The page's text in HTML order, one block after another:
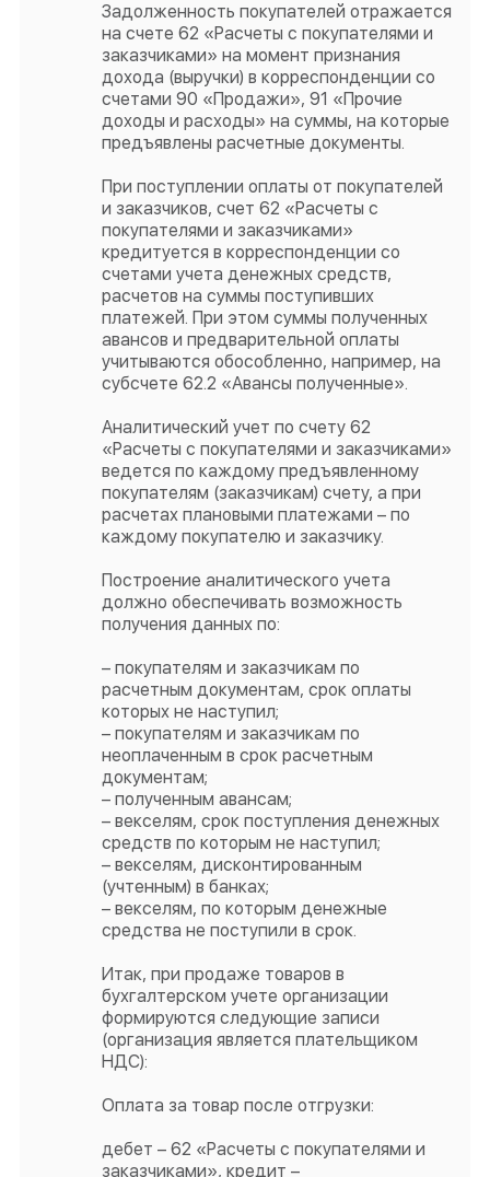
Задолженность покупателей отражается
на счете 62 «Расчеты с покупателями и
заказчиками» на момент признания
дохода (выручки) в корреспонденции со
счетами 90 «Продажи», 91 «Прочие
доходы и расходы» на суммы, на которые
предъявлены расчетные документы.
При поступлении оплаты от покупателей
и заказчиков, счет 62 «Расчеты с
покупателями и заказчиками»
кредитуется в корреспонденции со
счетами учета денежных средств,
расчетов на суммы поступивших
платежей. При этом суммы полученных
авансов и предварительной оплаты
учитываются обособленно, например, на
субсчете 62.2 «Авансы полученные».
Аналитический учет по счету 62
«Расчеты с покупателями и заказчиками»
ведется по каждому предъявленному
покупателям (заказчикам) счету, а при
расчетах плановыми платежами – по
каждому покупателю и заказчику.
Построение аналитического учета
должно обеспечивать возможность
получения данных по:
– покупателям и заказчикам по
расчетным документам, срок оплаты
которых не наступил;
– покупателям и заказчикам по
неоплаченным в срок расчетным
документам;
– полученным авансам;
– векселям, срок поступления денежных
средств по которым не наступил;
– векселям, дисконтированным
(учтенным) в банках;
– векселям, по которым денежные
средства не поступили в срок.
Итак, при продаже товаров в
бухгалтерском учете организации
формируются следующие записи
(организация является плательщиком
НДС):
Оплата за товар после отгрузки:
дебет – 62 «Расчеты с покупателями и
заказчиками», кредит –